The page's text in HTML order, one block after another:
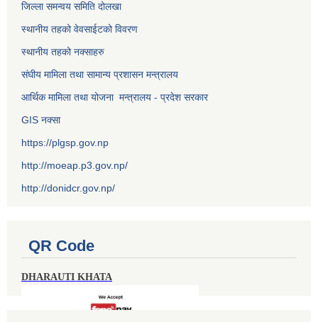
जिल्ला समन्वय समिति दोलखा
स्थानीय तहको वेवसाईटको विवरण
स्थानीय तहको नक्साहरु
संघीय मामिला तथा सामान्य प्रशासन मन्त्रालय
आर्थिक मामिला तथा योजना मन्त्रालय - प्रदेश सरकार
GIS नक्सा
https://plgsp.gov.np
http://moeap.p3.gov.np/
http://donidcr.gov.np/
QR Code
DHARAUTI KHATA